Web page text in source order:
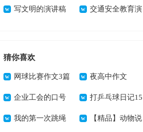
词(9篇) 稿(15篇)
写文明的演讲稿 交通安全教育演
猜你喜欢
网球比赛作文3篇 夜高中作文
企业工会的口号
汇编35句
打乒乓球日记15
篇
我的第一次跳绳 【精品】动物说